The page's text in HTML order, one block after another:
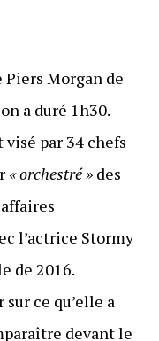
Morgan de
a duré 1h30.
par 34 chefs
« orchestré »des
l’actrice Stormy
de 2016.
ce qu’elle a
devant le